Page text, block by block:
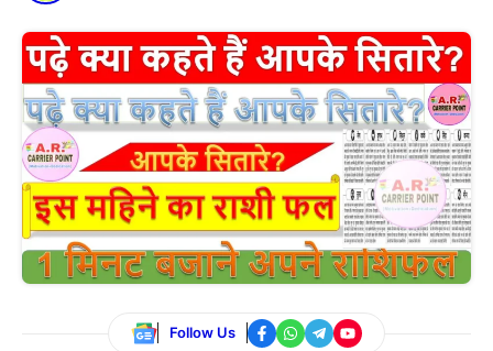
Follow Us